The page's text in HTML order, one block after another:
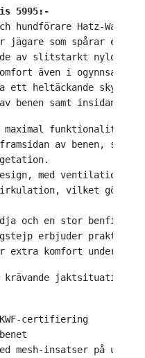
5995:-
hundförare Hatz-Watz
som spårar eller
av slitstarkt nylontyg
även i
ett heltäckande
benen samt insidan av
maximal funktionalitet i
av benen,
med
vilket gör att
och en stor
erbjuder praktiskt
extra komfort under
krävande
certifiering
mesh-insatser på